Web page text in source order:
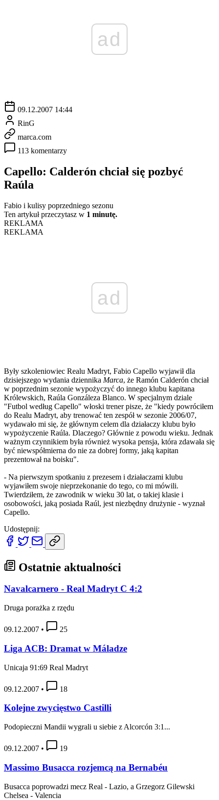
ad
09.12.2007 14:44
RinG
marca.com
113 komentarzy
Capello: Calderón chciał się pozbyć
Raúla
Fabio i kulisy poprzedniego sezonu
Ten artykuł przeczytasz w 1 minutę.
REKLAMA
REKLAMA
ad
Były szkoleniowiec Realu Madryt, Fabio Capello wyjawił dla
dzisiejszego wydania dziennika Marca, że Ramón Calderón chciał
w poprzednim sezonie wypożyczyć do innego klubu kapitana
Królewskich, Raúla Gonzáleza Blanco. W specjalnym dziale
"Futbol według Capello" włoski trener pisze, że "kiedy powróciłem
do Realu Madryt, aby trenować ten zespół w sezonie 2006/07,
wydawało mi się, że głównym celem dla działaczy klubu było
wypożyczenie Raúla. Dlaczego? Głównie z powodu wieku. Jednak
ważnym czynnikiem była również wysoka pensja, która zdawała się
być niewspółmierna do nie za dobrej formy, jaką kapitan
prezentował na boisku".
- Na pierwszym spotkaniu z prezesem i działaczami klubu
wyjawiłem swoje nieprzekonanie do tego, co mi mówili.
Twierdziłem, że zawodnik w wieku 30 lat, o takiej klasie i
osobowości, jaką posiada Raúl, jest niezbędny drużynie - wyznał
Capello.
Udostępnij:
Ostatnie aktualności
Navalcarnero - Real Madryt C 4:2
Druga porażka z rzędu
09.12.2007 • 25
Liga ACB: Dramat w Máladze
Unicaja 91:69 Real Madryt
09.12.2007 • 18
Kolejne zwycięstwo Castilli
Podopieczni Mandii wygrali u siebie z Alcorcón 3:1...
09.12.2007 • 19
Massimo Busacca rozjemcą na Bernabéu
Busacca poprowadzi mecz Real - Lazio, a Grzegorz Gilewski
Chelsea - Valencia